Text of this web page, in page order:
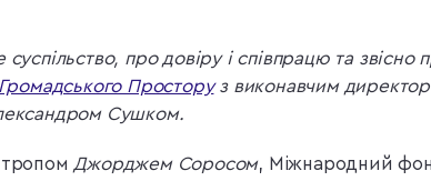
про довіру і співпрацю та
Просторуз виконавчим
Сушком.
Джорджем Соросом, Міжнародний